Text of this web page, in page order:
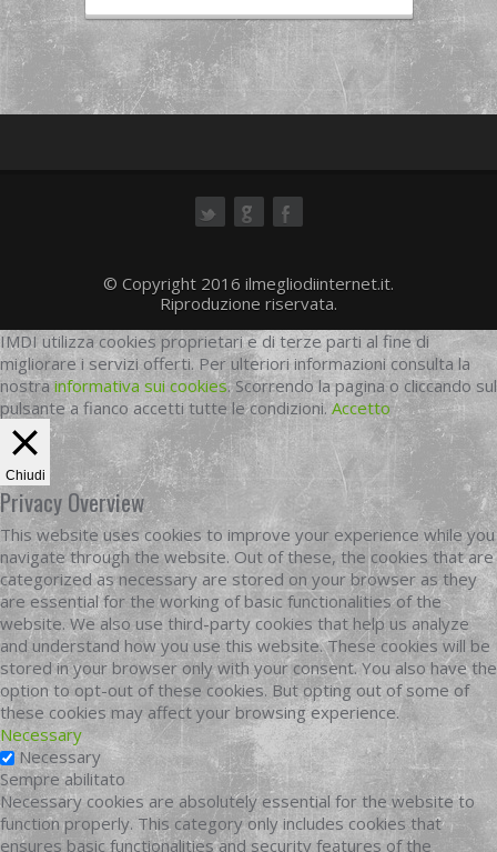
© Copyright 2016 ilmegliodiinternet.it.
Riproduzione riservata.
IMDI utilizza cookies proprietari e di terze parti al fine di
migliorare i servizi offerti. Per ulteriori informazioni consulta la
nostrainformativa sui cookies. Scorrendo la pagina o cliccando sul
pulsante a fianco accetti tutte le condizioni.Accetto
Chiudi
Privacy Overview
This website uses cookies to improve your experience while you
navigate through the website. Out of these, the cookies that are
categorized as necessary are stored on your browser as they
are essential for the working of basic functionalities of the
website. We also use third-party cookies that help us analyze
and understand how you use this website. These cookies will be
stored in your browser only with your consent. You also have the
option to opt-out of these cookies. But opting out of some of
these cookies may affect your browsing experience.
Necessary
Necessary
Sempre abilitato
Necessary cookies are absolutely essential for the website to
function properly. This category only includes cookies that
ensures basic functionalities and security features of the